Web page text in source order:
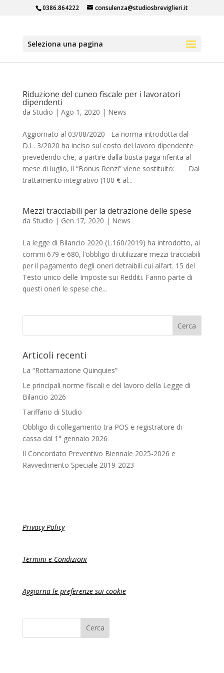
0386.864222 consulenza@studiosbreviglieri.it
Seleziona una pagina
Riduzione del cuneo fiscale per i lavoratori
dipendenti
da Studio | Ago 1, 2020 | News
Aggiornato al 03/08/2020 La norma introdotta dal
D.L. 3/2020 ha inciso sul costo del lavoro dipendente
prevedendo che, a partire dalla busta paga riferita al
mese di luglio, il “Bonus Renzi” viene sostituito: Dal
trattamento integrativo (100 € al...
Mezzi tracciabili per la detrazione delle spese
da Studio | Gen 17, 2020 | News
La legge di Bilancio 2020 (L.160/2019) ha introdotto, ai
commi 679 e 680, l’obbligo di utilizzare mezzi tracciabili
per il pagamento degli oneri detraibili cui all’art. 15 del
Testo unico delle Imposte sui Redditi. Fanno parte di
questi oneri le spese che...
Articoli recenti
La “Rottamazione Quinquies”
Le principali norme fiscali e del lavoro della Legge di
Bilancio 2026
Tariffario di Studio
Obbligo di collegamento tra POS e registratore di
cassa dal 1° gennaio 2026
Il Concordato Preventivo Biennale 2025-2026 e
Ravvedimento Speciale 2019-2023
Privacy Policy
Termini e Condizioni
Aggiorna le preferenze sui cookie